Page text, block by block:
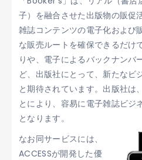
子）を融合させた出版物の販促
雑誌コンテンツの電子化および
な販売ルートを確保できるだけ
りや、電子によるバックナンバ
ど、出版社にとって、新たなビ
と期待されています。出版社は
とにより、容易に電子雑誌ビジ
となります。
なお同サービスには、
ACCESSが開発した優